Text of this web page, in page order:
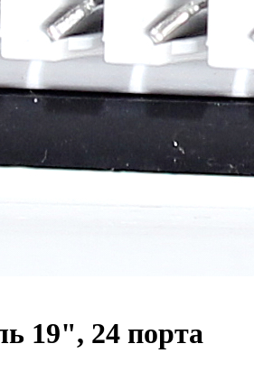
19", 24 порта